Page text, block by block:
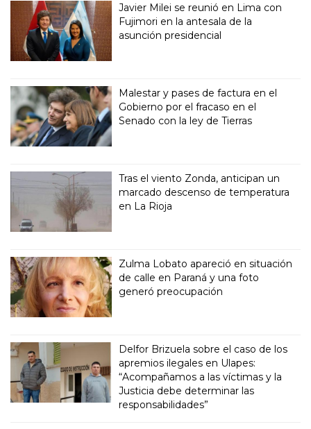
Javier Milei se reunió en Lima con
Fujimori en la antesala de la
asunción presidencial
Malestar y pases de factura en el
Gobierno por el fracaso en el
Senado con la ley de Tierras
Tras el viento Zonda, anticipan un
marcado descenso de temperatura
en La Rioja
Zulma Lobato apareció en situación
de calle en Paraná y una foto
generó preocupación
Delfor Brizuela sobre el caso de los
apremios ilegales en Ulapes:
“Acompañamos a las víctimas y la
Justicia debe determinar las
responsabilidades”